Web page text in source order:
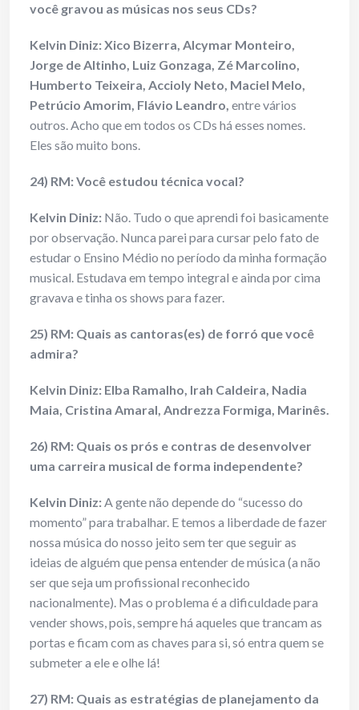
você gravou as músicas nos seus CDs?
Kelvin Diniz:Xico Bizerra, Alcymar Monteiro,
Jorge de Altinho, Luiz Gonzaga, Zé Marcolino,
Humberto Teixeira, Accioly Neto, Maciel Melo,
Petrúcio Amorim, Flávio Leandro, entre vários
outros. Acho que em todos os CDs há esses nomes.
Eles são muito bons.
24) RM: Você estudou técnica vocal?
Kelvin Diniz: Não. Tudo o que aprendi foi basicamente
por observação. Nunca parei para cursar pelo fato de
estudar o Ensino Médio no período da minha formação
musical. Estudava em tempo integral e ainda por cima
gravava e tinha os shows para fazer.
25) RM: Quais as cantoras(es) de forró que você
admira?
Kelvin Diniz: Elba Ramalho, Irah Caldeira, Nadia
Maia, Cristina Amaral, Andrezza Formiga, Marinês.
26) RM: Quais os prós e contras de desenvolver
uma carreira musical de forma independente?
Kelvin Diniz:A gente não depende do “sucesso do
momento” para trabalhar. E temos a liberdade de fazer
nossa música do nosso jeito sem ter que seguir as
ideias de alguém que pensa entender de música (a não
ser que seja um profissional reconhecido
nacionalmente). Mas o problema é a dificuldade para
vender shows, pois, sempre há aqueles que trancam as
portas e ficam com as chaves para si, só entra quem se
submeter a ele e olhe lá!
27) RM: Quais as estratégias de planejamento da